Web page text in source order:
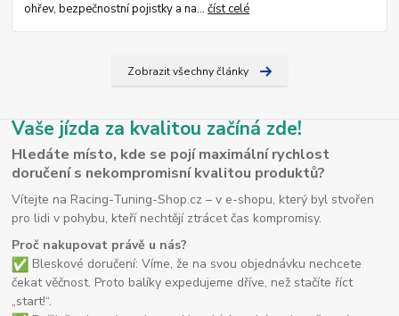
ohřev, bezpečnostní pojistky a na...číst celé
Zobrazit všechny články
Vaše jízda za kvalitou začíná zde!
Hledáte místo, kde se pojí maximální rychlost
doručení s nekompromisní kvalitou produktů?
Vítejte na Racing-Tuning-Shop.cz – v e-shopu, který byl stvořen
pro lidi v pohybu, kteří nechtějí ztrácet čas kompromisy.
Proč nakupovat právě u nás?
Bleskové doručení: Víme, že na svou objednávku nechcete
čekat věčnost. Proto balíky expedujeme dříve, než stačíte říct
„start!“.